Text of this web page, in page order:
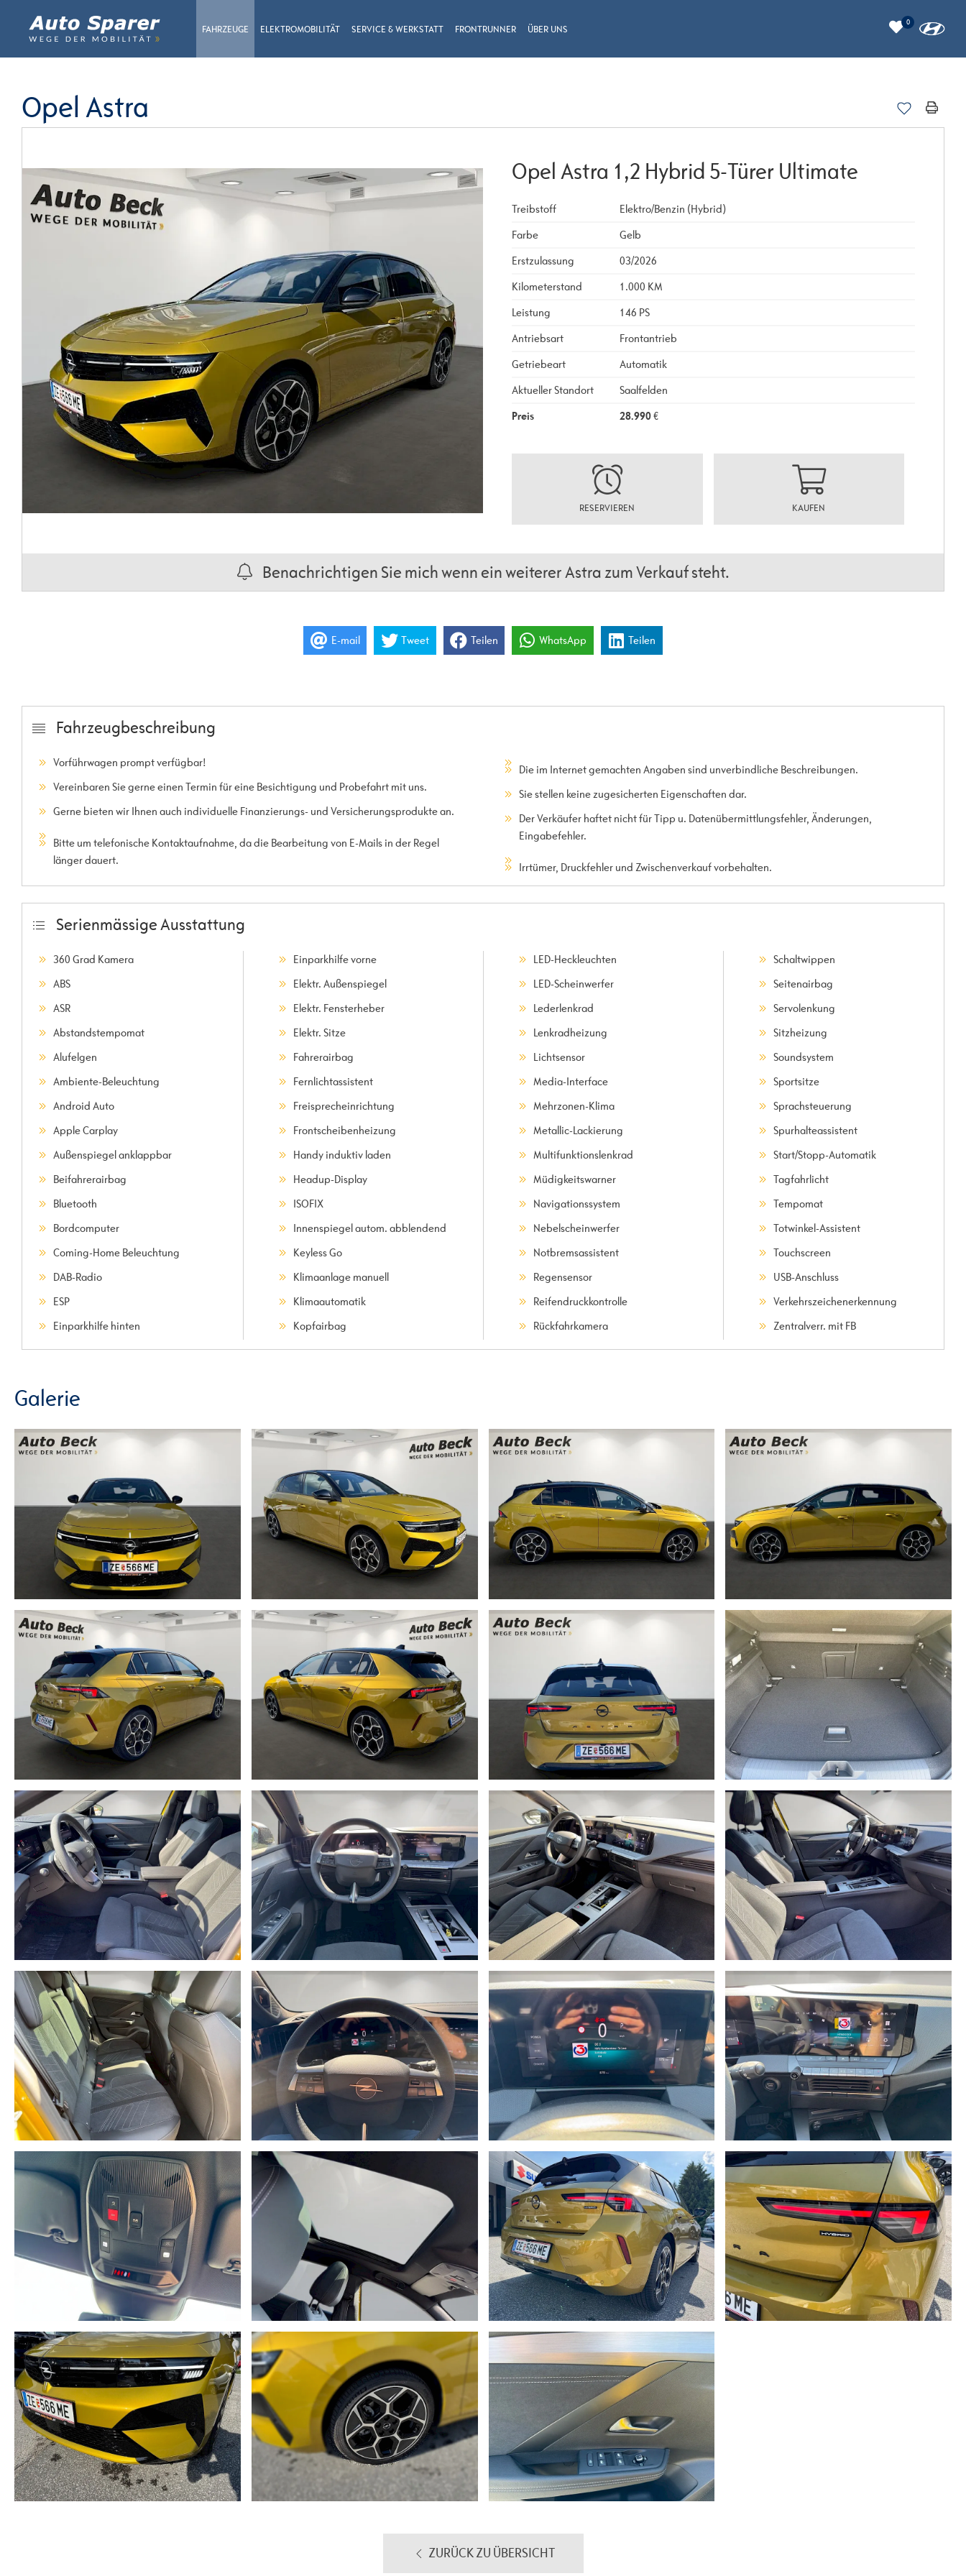
FAHRZEUGE ELEKTROMOBILITÄT SERVICE & WERKSTATT FRONTRUNNER ÜBER UNS
0
Opel Astra
Opel Astra 1,2 Hybrid 5-Türer Ultimate
Treibstoff
Elektro/Benzin (Hybrid)
Farbe
Gelb
Erstzulassung
03/2026
Kilometerstand
1.000 KM
Leistung
146 PS
Antriebsart
Frontantrieb
Getriebeart
Automatik
Aktueller Standort
Saalfelden
Preis
28.990€
RESERVIEREN KAUFEN
Benachrichtigen Sie mich wenn ein weiterer Astra zum Verkauf steht.
E-mail Tweet Teilen WhatsApp Teilen
Fahrzeugbeschreibung
Vorführwagen prompt verfügbar!
Vereinbaren Sie gerne einen Termin für eine Besichtigung und Probefahrt mit uns.
Gerne bieten wir Ihnen auch individuelle Finanzierungs- und Versicherungsprodukte an.
Bitte um telefonische Kontaktaufnahme, da die Bearbeitung von E-Mails in der Regel
länger dauert.
Die im Internet gemachten Angaben sind unverbindliche Beschreibungen.
Sie stellen keine zugesicherten Eigenschaften dar.
Der Verkäufer haftet nicht für Tipp u. Datenübermittlungsfehler, Änderungen,
Eingabefehler.
Irrtümer, Druckfehler und Zwischenverkauf vorbehalten.
Serienmässige Ausstattung
360 Grad Kamera
ABS
ASR
Abstandstempomat
Alufelgen
Ambiente-Beleuchtung
Android Auto
Apple Carplay
Außenspiegel anklappbar
Beifahrerairbag
Bluetooth
Bordcomputer
Coming-Home Beleuchtung
DAB-Radio
ESP
Einparkhilfe hinten
Einparkhilfe vorne
Elektr. Außenspiegel
Elektr. Fensterheber
Elektr. Sitze
Fahrerairbag
Fernlichtassistent
Freisprecheinrichtung
Frontscheibenheizung
Handy induktiv laden
Headup-Display
ISOFIX
Innenspiegel autom. abblendend
Keyless Go
Klimaanlage manuell
Klimaautomatik
Kopfairbag
LED-Heckleuchten
LED-Scheinwerfer
Lederlenkrad
Lenkradheizung
Lichtsensor
Media-Interface
Mehrzonen-Klima
Metallic-Lackierung
Multifunktionslenkrad
Müdigkeitswarner
Navigationssystem
Nebelscheinwerfer
Notbremsassistent
Regensensor
Reifendruckkontrolle
Rückfahrkamera
Schaltwippen
Seitenairbag
Servolenkung
Sitzheizung
Soundsystem
Sportsitze
Sprachsteuerung
Spurhalteassistent
Start/Stopp-Automatik
Tagfahrlicht
Tempomat
Totwinkel-Assistent
Touchscreen
USB-Anschluss
Verkehrszeichenerkennung
Zentralverr. mit FB
Galerie
ZURÜCK ZU ÜBERSICHT